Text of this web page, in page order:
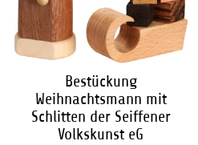
Bestückung
Weihnachtsmann mit
Schlitten der Seiffener
Volkskunst eG